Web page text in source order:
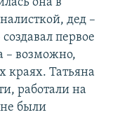
дед –
первое
– возможно,
краях. Татьяна
работали на
были